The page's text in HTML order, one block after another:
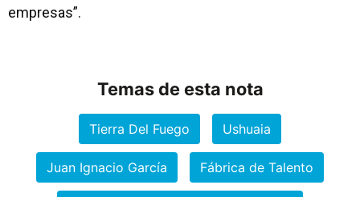
empresas”.
Temas de esta nota
Tierra Del Fuego Ushuaia
Juan Ignacio García Fábrica de Talento